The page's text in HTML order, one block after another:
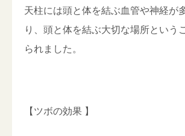
天柱には頭と体を結ぶ血管や神経が
り、頭と体を結ぶ大切な場所という
られました。
【ツボの効果 】